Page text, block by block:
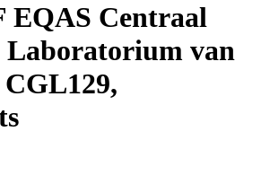
EQAS Centraal
Laboratorium van